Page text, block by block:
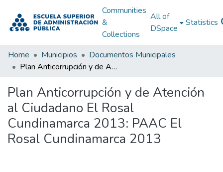
Communities
&
Collections
All of
DSpace
Statistics
Home Municipios
Documentos Municipales
Plan Anticorrupción y de Atención al Ciudadano El Rosal Cundinamarca 2013: PAAC El Rosal Cundinamarca 2013
Plan Anticorrupción y de Atención
al Ciudadano El Rosal
Cundinamarca 2013: PAAC El
Rosal Cundinamarca 2013